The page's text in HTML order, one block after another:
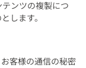
ンツの複製につ
します。
客様の通信の秘密